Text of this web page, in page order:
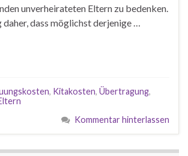
unverheirateten Eltern zu bedenken.
dass möglichst derjenige …
, Kitakosten, Übertragung,
Kommentar hinterlassen